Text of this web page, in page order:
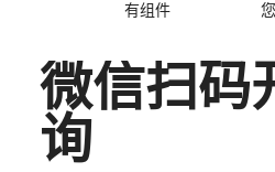
有组件
微信扫码
询